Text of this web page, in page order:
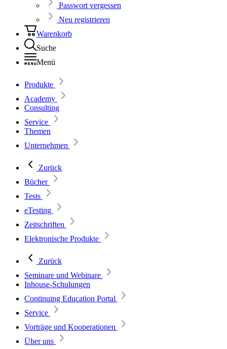
Passwort vergessen
Neu registrieren
Warenkorb
Suche
Menü
Produkte
Academy
Consulting
Service
Themen
Unternehmen
Zurück
Bücher
Tests
eTesting
Zeitschriften
Elektronische Produkte
Zurück
Seminare und Webinare
Inhouse-Schulungen
Continuing Education Portal
Service
Vorträge und Kooperationen
Über uns